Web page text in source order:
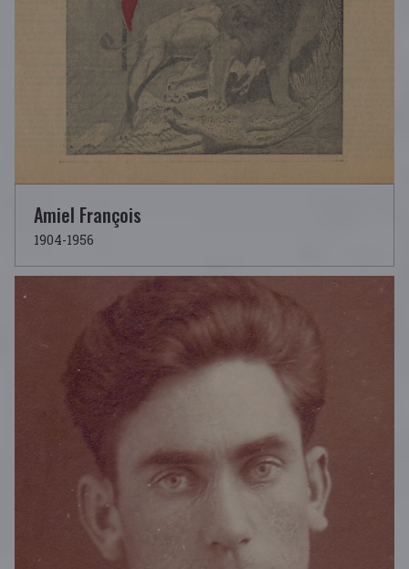
Amiel François
1904-1956